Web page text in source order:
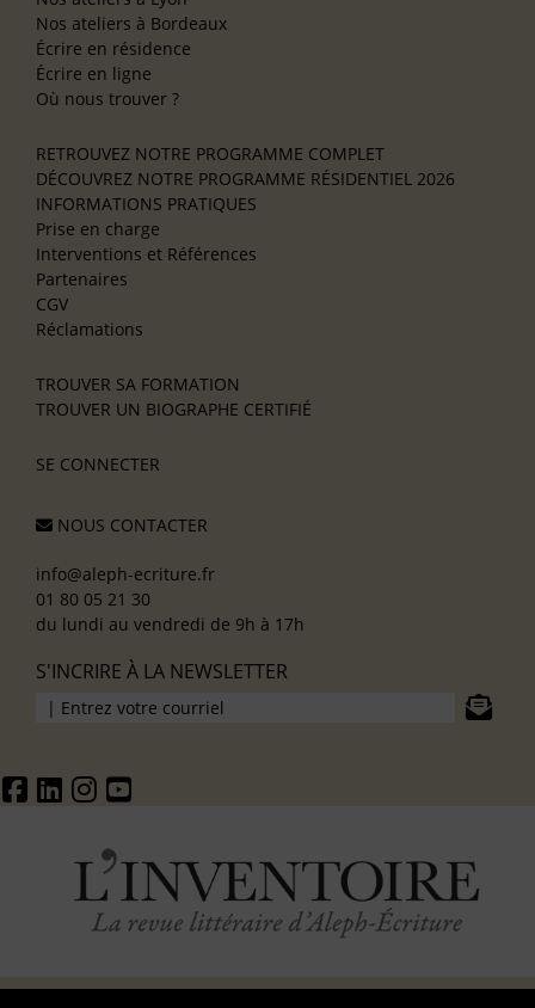
Nos ateliers à Bordeaux
Écrire en résidence
Écrire en ligne
Où nous trouver ?
RETROUVEZ NOTRE PROGRAMME COMPLET
DÉCOUVREZ NOTRE PROGRAMME RÉSIDENTIEL 2026
INFORMATIONS PRATIQUES
Prise en charge
Interventions et Références
Partenaires
CGV
Réclamations
TROUVER SA FORMATION
TROUVER UN BIOGRAPHE CERTIFIÉ
SE CONNECTER
NOUS CONTACTER
info@aleph-ecriture.fr
01 80 05 21 30
du lundi au vendredi de 9h à 17h
S'INCRIRE À LA NEWSLETTER